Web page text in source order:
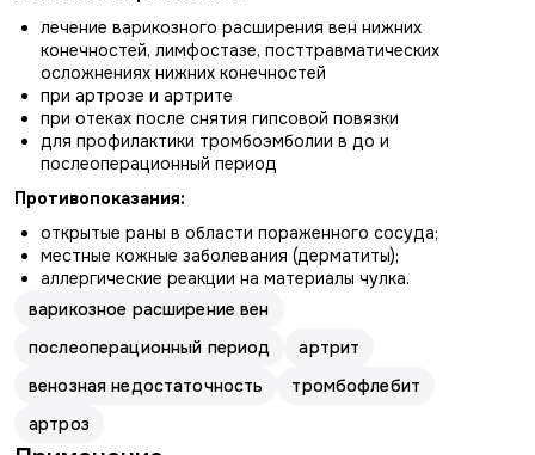
лечение варикозного расширения вен нижних
конечностей, лимфостазе, посттравматических
осложнениях нижних конечностей
при артрозе и артрите
при отеках после снятия гипсовой повязки
для профилактики тромбоэмболии в до и
послеоперационный период
Противопоказания:
открытые раны в области пораженного сосуда;
местные кожные заболевания (дерматиты);
аллергические реакции на материалы чулка.
варикозное расширение вен
послеоперационный период
артрит
венозная недостаточность
тромбофлебит
артроз